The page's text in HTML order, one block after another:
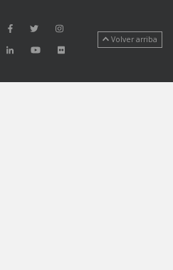
Volver arriba